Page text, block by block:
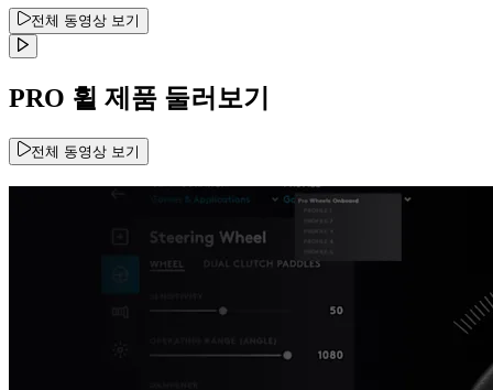
전체 동영상 보기
PRO 휠 제품 둘러보기
전체 동영상 보기